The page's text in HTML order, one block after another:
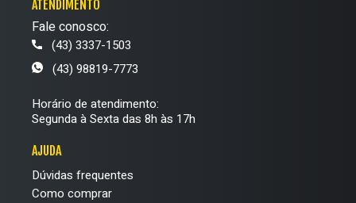
ATENDIMENTO
Fale conosco:
(43) 3337-1503
(43) 98819-7773
Horário de atendimento:
Segunda à Sexta das 8h às 17h
AJUDA
Dúvidas frequentes
Como comprar